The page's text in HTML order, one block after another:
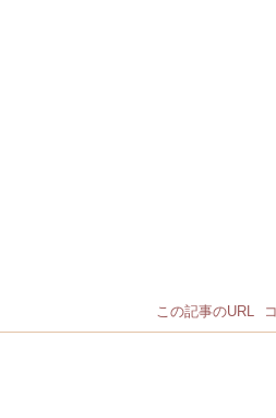
この記事のURL